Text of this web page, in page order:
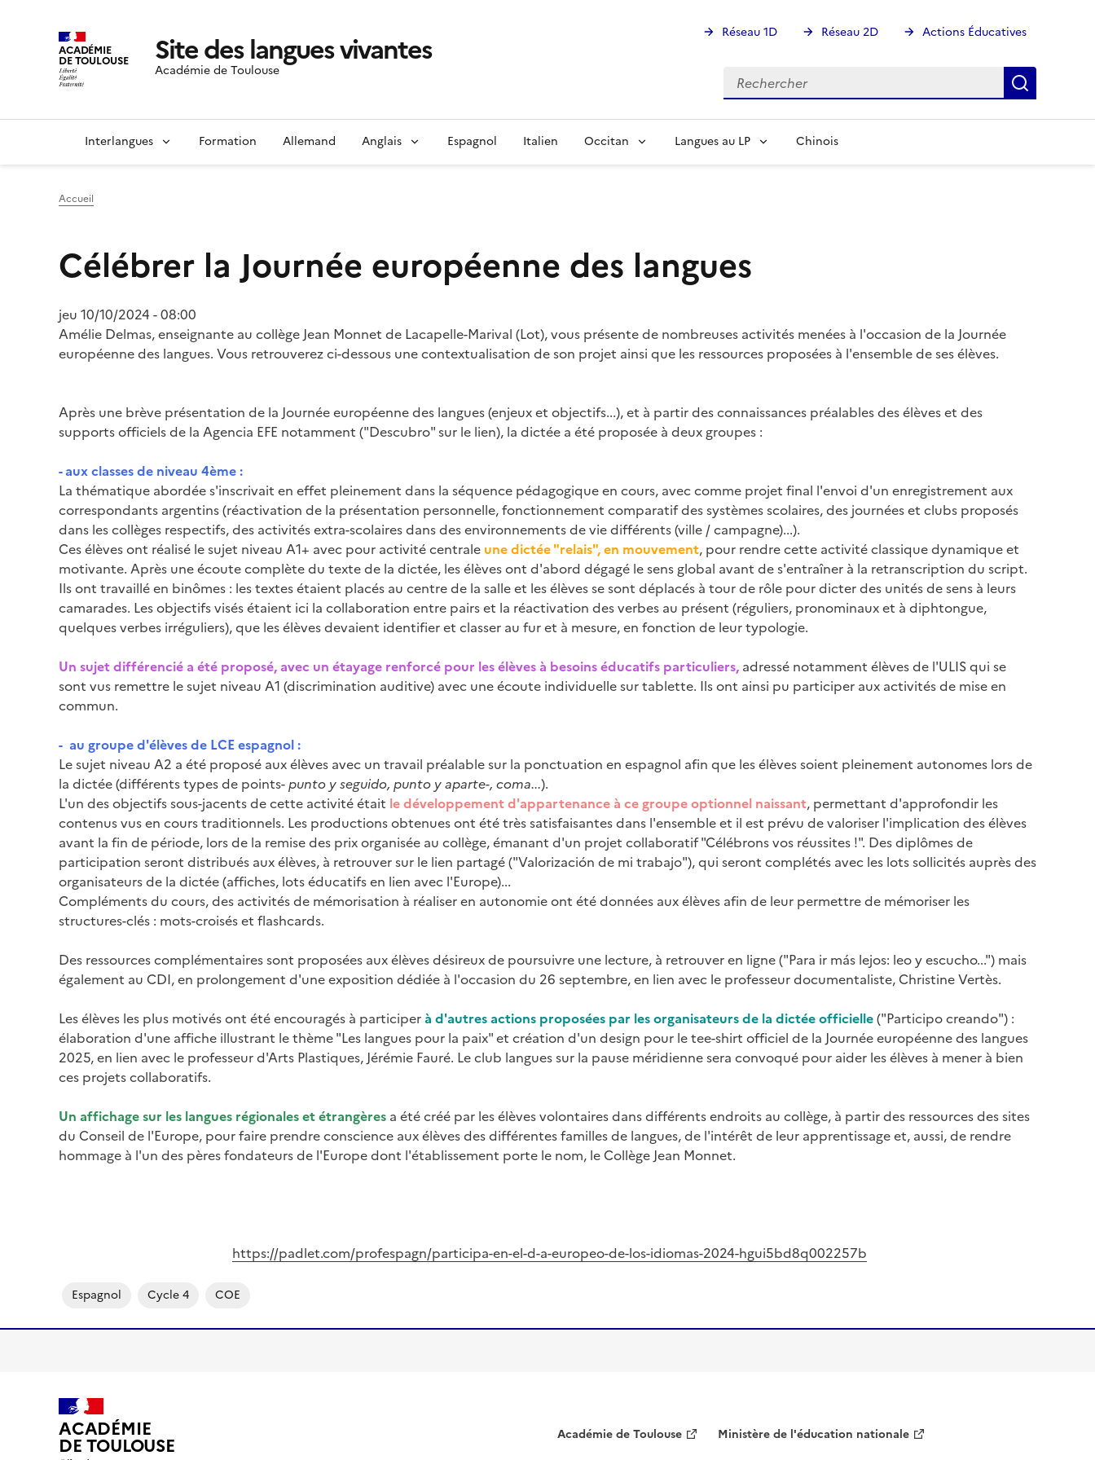
ACADÉMIE
DE TOULOUSE Site des langues vivantes
Académie de Toulouse
Réseau 1D Réseau 2D Actions Éducatives
Rechercher
Rechercher
Interlangues Formation Allemand Anglais Espagnol Italien Occitan Langues au LP Chinois
Accueil
Célébrer la Journée européenne des langues
jeu 10/10/2024 - 08:00
Amélie Delmas, enseignante au collège Jean Monnet de Lacapelle-Marival (Lot), vous présente de nombreuses activités menées à l'occasion de la Journée
européenne des langues. Vous retrouverez ci-dessous une contextualisation de son projet ainsi que les ressources proposées à l'ensemble de ses élèves.
Après une brève présentation de la Journée européenne des langues (enjeux et objectifs...), et à partir des connaissances préalables des élèves et des
supports officiels de la Agencia EFE notamment ("Descubro" sur le lien), la dictée a été proposée à deux groupes :
- aux classes de niveau 4ème :
La thématique abordée s'inscrivait en effet pleinement dans la séquence pédagogique en cours, avec comme projet final l'envoi d'un enregistrement aux
correspondants argentins (réactivation de la présentation personnelle, fonctionnement comparatif des systèmes scolaires, des journées et clubs proposés
dans les collèges respectifs, des activités extra-scolaires dans des environnements de vie différents (ville / campagne)...).
Ces élèves ont réalisé le sujet niveau A1+ avec pour activité centrale une dictée "relais", en mouvement, pour rendre cette activité classique dynamique et
motivante. Après une écoute complète du texte de la dictée, les élèves ont d'abord dégagé le sens global avant de s'entraîner à la retranscription du script.
Ils ont travaillé en binômes : les textes étaient placés au centre de la salle et les élèves se sont déplacés à tour de rôle pour dicter des unités de sens à leurs
camarades. Les objectifs visés étaient ici la collaboration entre pairs et la réactivation des verbes au présent (réguliers, pronominaux et à diphtongue,
quelques verbes irréguliers), que les élèves devaient identifier et classer au fur et à mesure, en fonction de leur typologie.
Un sujet différencié a été proposé, avec un étayage renforcé pour les élèves à besoins éducatifs particuliers, adressé notamment élèves de l'ULIS qui se
sont vus remettre le sujet niveau A1 (discrimination auditive) avec une écoute individuelle sur tablette. Ils ont ainsi pu participer aux activités de mise en
commun.
- au groupe d'élèves de LCE espagnol :
Le sujet niveau A2 a été proposé aux élèves avec un travail préalable sur la ponctuation en espagnol afin que les élèves soient pleinement autonomes lors de
la dictée (différents types de points-punto y seguido, punto y aparte-, coma...).
L'un des objectifs sous-jacents de cette activité était le développement d'appartenance à ce groupe optionnel naissant, permettant d'approfondir les
contenus vus en cours traditionnels. Les productions obtenues ont été très satisfaisantes dans l'ensemble et il est prévu de valoriser l'implication des élèves
avant la fin de période, lors de la remise des prix organisée au collège, émanant d'un projet collaboratif "Célébrons vos réussites !". Des diplômes de
participation seront distribués aux élèves, à retrouver sur le lien partagé ("Valorización de mi trabajo"), qui seront complétés avec les lots sollicités auprès des
organisateurs de la dictée (affiches, lots éducatifs en lien avec l'Europe)...
Compléments du cours, des activités de mémorisation à réaliser en autonomie ont été données aux élèves afin de leur permettre de mémoriser les
structures-clés : mots-croisés et flashcards.
Des ressources complémentaires sont proposées aux élèves désireux de poursuivre une lecture, à retrouver en ligne ("Para ir más lejos: leo y escucho...") mais
également au CDI, en prolongement d'une exposition dédiée à l'occasion du 26 septembre, en lien avec le professeur documentaliste, Christine Vertès.
Les élèves les plus motivés ont été encouragés à participerà d'autres actions proposées par les organisateurs de la dictée officielle("Participo creando") :
élaboration d'une affiche illustrant le thème "Les langues pour la paix" et création d'un design pour le tee-shirt officiel de la Journée européenne des langues
2025, en lien avec le professeur d'Arts Plastiques, Jérémie Fauré. Le club langues sur la pause méridienne sera convoqué pour aider les élèves à mener à bien
ces projets collaboratifs.
Un affichage sur les langues régionales et étrangères a été créé par les élèves volontaires dans différents endroits au collège, à partir des ressources des sites
du Conseil de l'Europe, pour faire prendre conscience aux élèves des différentes familles de langues, de l'intérêt de leur apprentissage et, aussi, de rendre
hommage à l'un des pères fondateurs de l'Europe dont l'établissement porte le nom, le Collège Jean Monnet.
https://padlet.com/profespagn/participa-en-el-d-a-europeo-de-los-idiomas-2024-hgui5bd8q002257b
Espagnol Cycle 4 COE
ACADÉMIE
DE TOULOUSE Académie de Toulouse
Ministère de l'éducation nationale